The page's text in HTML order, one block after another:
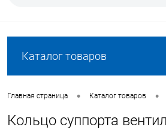
Каталог товаров
Главная страница • Каталог товаров •
Кольцо суппорта